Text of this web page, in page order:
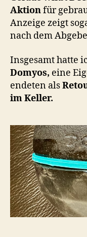
Aktionfür
Anzeige zeigt
nach dem
Insgesamt hatte
Domyos, eine
endeten als
im Keller.